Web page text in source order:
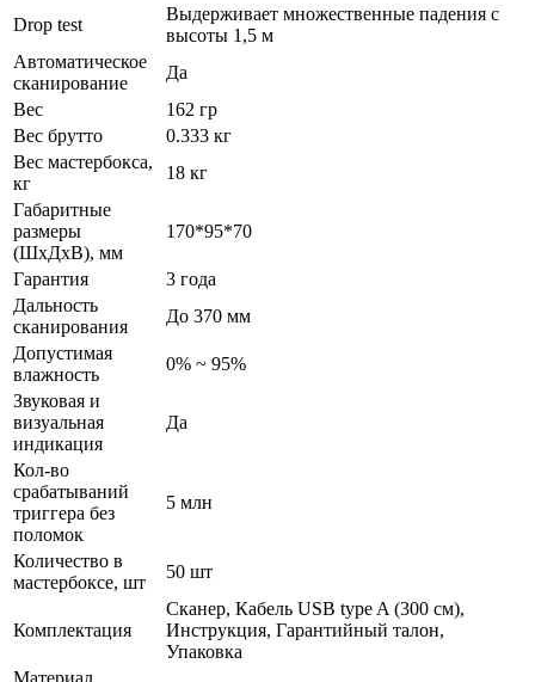
Drop test
Выдерживает множественные падения с
высоты 1,5 м
Автоматическое
сканирование
Да
Вес
162 гр
Вес брутто
0.333 кг
Вес мастербокса,
кг
18 кг
Габаритные
размеры
(ШхДхВ), мм
170*95*70
Гарантия
3 года
Дальность
сканирования
До 370 мм
Допустимая
влажность
0% ~ 95%
Звуковая и
визуальная
индикация
Да
Кол-во
срабатываний
триггера без
поломок
5 млн
Количество в
мастербоксе, шт
50 шт
Комплектация
Сканер, Кабель USB type A (300 см),
Инструкция, Гарантийный талон,
Упаковка
Материал